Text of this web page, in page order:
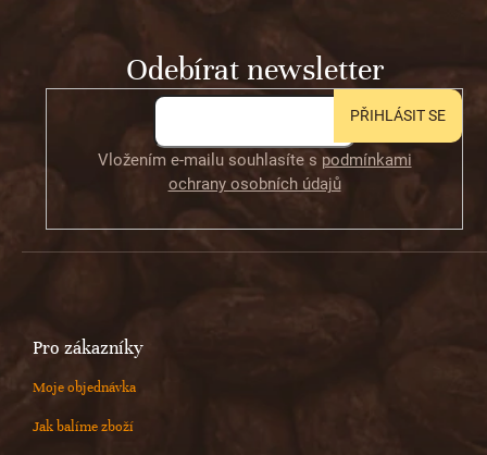
Odebírat newsletter
Vložením e-mailu souhlasíte s podmínkami
ochrany osobních údajů
PŘIHLÁSIT SE
Pro zákazníky
Moje objednávka
Jak balíme zboží